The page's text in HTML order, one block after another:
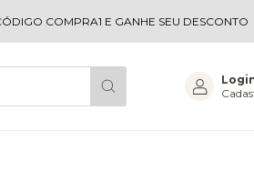
COMPRA1 E GANHE SEU DESCONTO